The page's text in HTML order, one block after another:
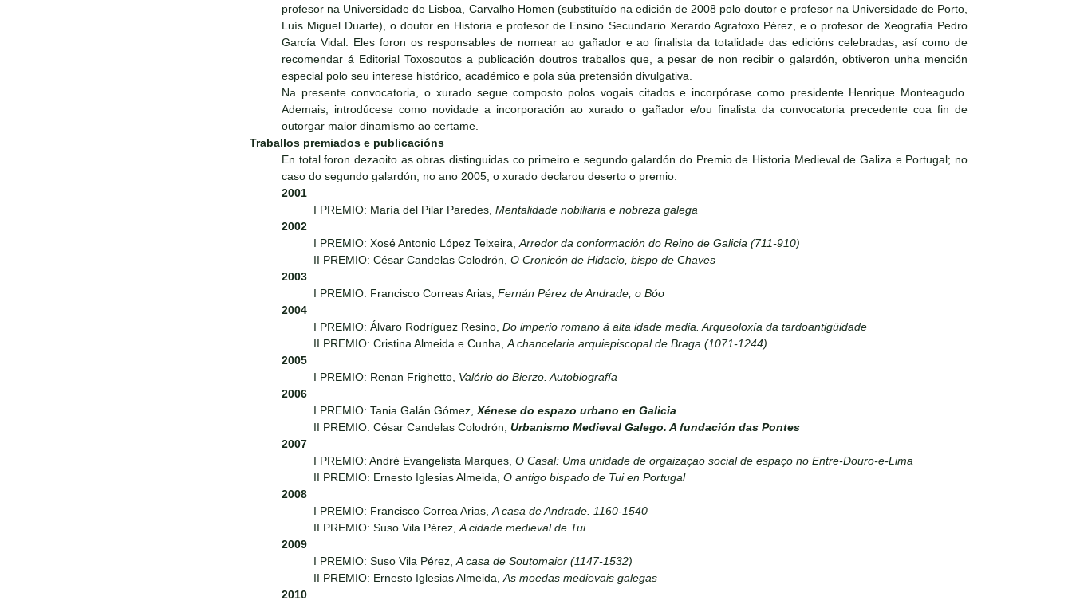
profesor na Universidade de Lisboa, Carvalho Homen (substituído na edición de 2008 polo doutor e profesor na Universidade de Porto,
Luís Miguel Duarte), o doutor en Historia e profesor de Ensino Secundario Xerardo Agrafoxo Pérez, e o profesor de Xeografía Pedro
García Vidal. Eles foron os responsables de nomear ao gañador e ao finalista da totalidade das edicións celebradas, así como de
recomendar á Editorial Toxosoutos a publicación doutros traballos que, a pesar de non recibir o galardón, obtiveron unha mención
especial polo seu interese histórico, académico e pola súa pretensión divulgativa.
Na presente convocatoria, o xurado segue composto polos vogais citados e incorpórase como presidente Henrique Monteagudo.
Ademais, introdúcese como novidade a incorporación ao xurado o gañador e/ou finalista da convocatoria precedente coa fin de
outorgar maior dinamismo ao certame.
Traballos premiados e publicacións
En total foron dezaoito as obras distinguidas co primeiro e segundo galardón do Premio de Historia Medieval de Galiza e Portugal; no
caso do segundo galardón, no ano 2005, o xurado declarou deserto o premio.
2001
I PREMIO: María del Pilar Paredes, Mentalidade nobiliaria e nobreza galega
2002
I PREMIO: Xosé Antonio López Teixeira, Arredor da conformación do Reino de Galicia (711-910)
II PREMIO: César Candelas Colodrón, O Cronicón de Hidacio, bispo de Chaves
2003
I PREMIO: Francisco Correas Arias, Fernán Pérez de Andrade, o Bóo
2004
I PREMIO: Álvaro Rodríguez Resino, Do imperio romano á alta idade media. Arqueoloxía da tardoantigüidade
II PREMIO: Cristina Almeida e Cunha, A chancelaria arquiepiscopal de Braga (1071-1244)
2005
I PREMIO: Renan Frighetto, Valério do Bierzo. Autobiografía
2006
I PREMIO: Tania Galán Gómez, Xénese do espazo urbano en Galicia
II PREMIO: César Candelas Colodrón, Urbanismo Medieval Galego. A fundación das Pontes
2007
I PREMIO: André Evangelista Marques, O Casal: Uma unidade de orgaizaçao social de espaço no Entre-Douro-e-Lima
II PREMIO: Ernesto Iglesias Almeida, O antigo bispado de Tui en Portugal
2008
I PREMIO: Francisco Correa Arias, A casa de Andrade. 1160-1540
II PREMIO: Suso Vila Pérez, A cidade medieval de Tui
2009
I PREMIO: Suso Vila Pérez, A casa de Soutomaior (1147-1532)
II PREMIO: Ernesto Iglesias Almeida, As moedas medievais galegas
2010